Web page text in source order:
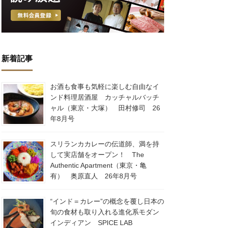
新着記事
お酒も食事も気軽に楽しむ自由なイ
ンド料理居酒屋 カッチャルバッチ
ャル（東京・大塚） 田村修司 26
年8月号
スリランカカレーの伝道師、満を持
して実店舗をオープン！ The
Authentic Apartment（東京・亀
有） 奥原直人 26年8月号
“インド＝カレー”の概念を覆し日本の
旬の食材も取り入れる進化系モダン
インディアン SPICE LAB